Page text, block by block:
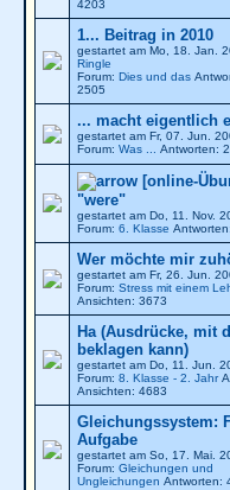
4203
1... Beitrag in 2010
gestartet am Mo, 18. Jan.
Ringle
Forum: Dies und das
2505
... macht eigentlich
gestartet am Fr, 07. Jun.
Forum: Was ... Antworten:
[online-
"were"
gestartet am Do, 11. Nov.
Forum: 6. Klasse
Wer möchte mir
gestartet am Fr, 26. Jun.
Forum: Stress mit einem
Ansichten: 3673
Ha (Ausdrücke, mit
beklagen kann)
gestartet am Do, 11. Jun.
Forum: 8. Klasse - 2. Jahr
Ansichten: 4683
Gleichungssystem:
Aufgabe
gestartet am So, 17. Mai.
Forum: Gleichungen und
Ungleichungen Antworten: